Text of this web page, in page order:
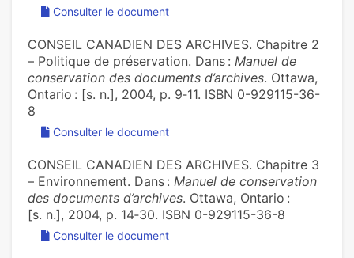
Consulter le document
CONSEIL CANADIEN DES ARCHIVES. Chapitre 2
– Politique de préservation. Dans : Manuel de
conservation des documents d’archives. Ottawa,
Ontario : [s. n.], 2004, p. 9‑11. ISBN 0-929115-36-
8
Consulter le document
CONSEIL CANADIEN DES ARCHIVES. Chapitre 3
– Environnement. Dans : Manuel de conservation
des documents d’archives. Ottawa, Ontario :
[s. n.], 2004, p. 14‑30. ISBN 0-929115-36-8
Consulter le document